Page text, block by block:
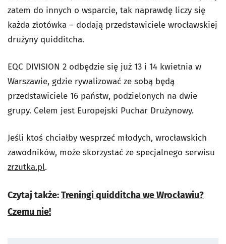
zatem do innych o wsparcie, tak naprawdę liczy się
każda złotówka – dodają przedstawiciele wrocławskiej
drużyny quidditcha.
EQC DIVISION 2 odbędzie się już 13 i 14 kwietnia w
Warszawie, gdzie rywalizować ze sobą będą
przedstawiciele 16 państw, podzielonych na dwie
grupy. Celem jest Europejski Puchar Drużynowy.
Jeśli ktoś chciałby wesprzeć młodych, wrocławskich
zawodników, może skorzystać ze specjalnego serwisu
zrzutka.pl.
Czytaj także:Treningi quidditcha we Wrocławiu?
Czemu nie!